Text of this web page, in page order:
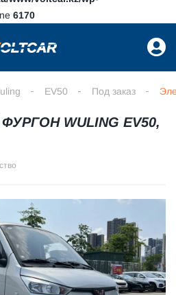
6170
EV50 Под заказ
WULING EV50,